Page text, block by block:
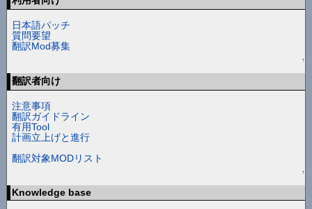
日本語パッチ
質問要望
翻訳Mod募集
↑
翻訳者向け
注意事項
翻訳ガイドライン
有用Tool
計画立上げと進行
翻訳対象MODリスト
↑
Knowledge base